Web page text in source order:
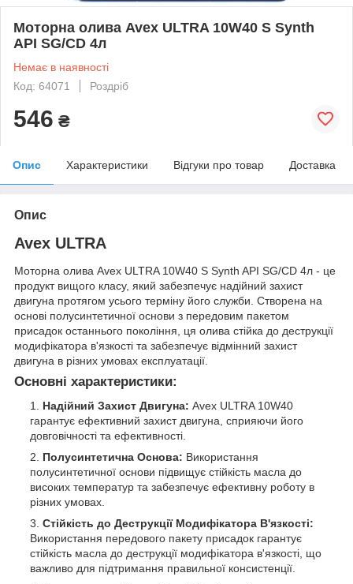
Моторна олива Avex ULTRA 10W40 S Synth
API SG/CD 4л
Немає в наявності
Код: 64071
Роздріб
546 ₴
Опис Характеристики Відгуки про товар Доставка
Опис
Avex ULTRA
Моторна олива Avex ULTRA 10W40 S Synth API SG/CD 4л - це
продукт вищого класу, який забезпечує надійний захист
двигуна протягом усього терміну його служби. Створена на
основі полусинтетичної основи з передовим пакетом
присадок останнього покоління, ця олива стійка до деструкції
модифікатора в'язкості та забезпечує відмінний захист
двигуна в різних умовах експлуатації.
Основні характеристики:
Надійний Захист Двигуна: Avex ULTRA 10W40
гарантує ефективний захист двигуна, сприяючи його
довговічності та ефективності.
Полусинтетична Основа: Використання
полусинтетичної основи підвищує стійкість масла до
високих температур та забезпечує ефективну роботу в
різних умовах.
Стійкість до Деструкції Модифікатора В'язкості:
Використання передового пакету присадок гарантує
стійкість масла до деструкції модифікатора в'язкості, що
важливо для підтримання правильної консистенції.